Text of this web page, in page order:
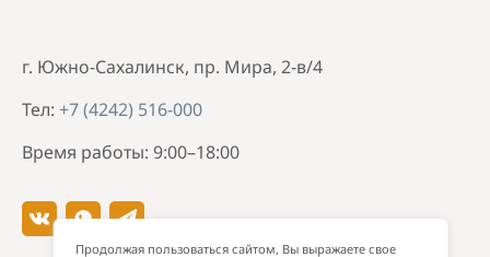
г. Южно-Сахалинск, пр. Мира, 2-в/4
Тел: +7 (4242) 516-000
Время работы: 9:00–18:00
Продолжая пользоваться сайтом, Вы выражаете свое